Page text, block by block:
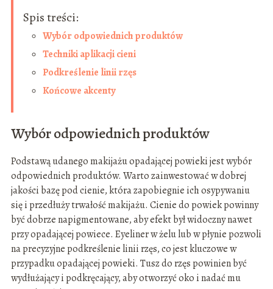
Spis treści:
Wybór odpowiednich produktów
Techniki aplikacji cieni
Podkreślenie linii rzęs
Końcowe akcenty
Wybór odpowiednich produktów
Podstawą udanego makijażu opadającej powieki jest wybór
odpowiednich produktów. Warto zainwestować w dobrej
jakości bazę pod cienie, która zapobiegnie ich osypywaniu
się i przedłuży trwałość makijażu. Cienie do powiek powinny
być dobrze napigmentowane, aby efekt był widoczny nawet
przy opadającej powiece. Eyeliner w żelu lub w płynie pozwoli
na precyzyjne podkreślenie linii rzęs, co jest kluczowe w
przypadku opadającej powieki. Tusz do rzęs powinien być
wydłużający i podkręcający, aby otworzyć oko i nadać mu